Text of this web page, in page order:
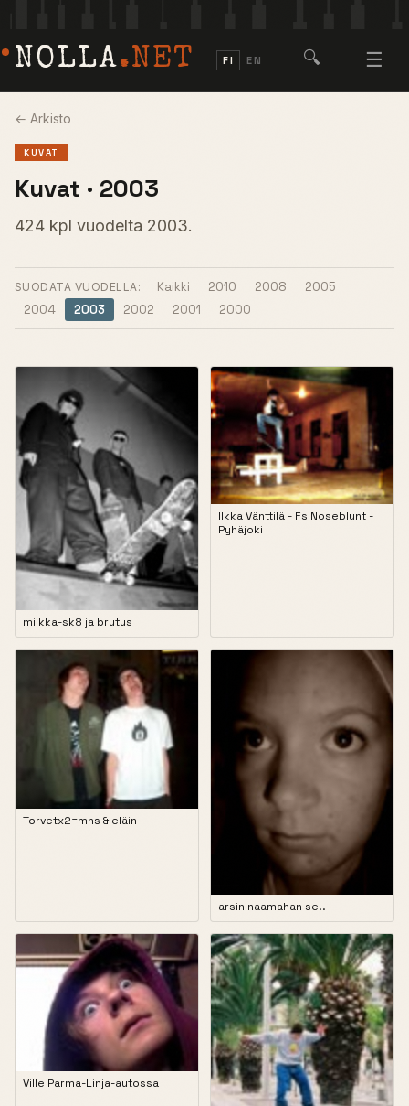
NOLLA.NET FI EN 🔍 ☰
← Arkisto
KUVAT
Kuvat · 2003
424 kpl vuodelta 2003.
SUODATA VUODELLA: Kaikki 2010 2008
2005
2004
2003 2002 2001 2000
miikka-sk8 ja brutus
Ilkka Vänttilä - Fs Noseblunt -
Pyhäjoki
Torvetx2=mns & eläin
arsin naamahan se..
Ville Parma-Linja-autossa